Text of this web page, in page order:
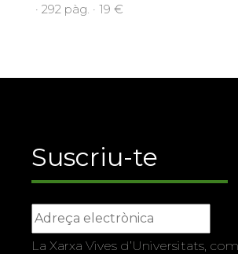
· 292 pàg. · 19 €
Suscriu-te
La Xarxa Vives d’Universitats,